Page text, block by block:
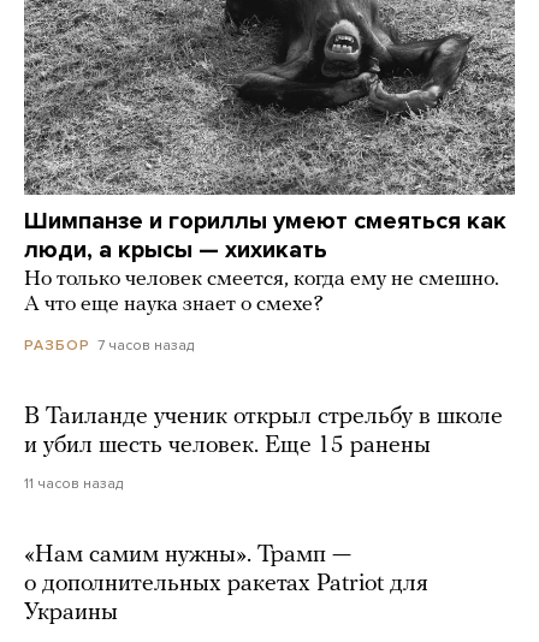
Шимпанзе и гориллы умеют смеяться как
люди, а крысы — хихикать
Но только человек смеется, когда ему не смешно.
А что еще наука знает о смехе?
РАЗБОР 7 часов назад
В Таиланде ученик открыл стрельбу в школе
и убил шесть человек. Еще 15 ранены
11 часов назад
«Нам самим нужны». Трамп —
о дополнительных ракетах Patriot для
Украины